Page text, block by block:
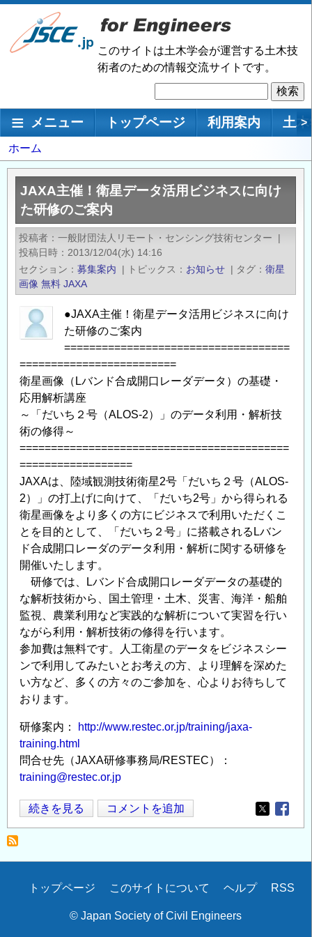
メ
ン
移
このサイトは土木学会が運営する土木技
術者のための情報交流サイトです。
索
メインナビゲーション
メニュー トップページ 利用案内 土 >
パ
ン
ず
ホーム
JAXA主催！衛星データ活用ビジネスに向け
た研修のご案内
投稿者 一般財団法人リモート・センシング技術センター
|
投稿日時
2013/12/04(水) 14:16
セクション
募集案内 | トピックス お知らせ | タグ
衛星
画像 無料 JAXA
●JAXA主催！衛星データ活用ビジネスに向け
た研修のご案内
====================================
=========================
衛星画像（Lバンド合成開口レーダデータ）の基礎・
応用解析講座
～「だいち２号（ALOS-2）」のデータ利用・解析技
術の修得～
===========================================
==================
JAXAは、陸域観測技術衛星2号「だいち２号（ALOS-
2）」の打上げに向けて、「だいち2号」から得られる
衛星画像をより多くの方にビジネスで利用いただくこ
とを目的として、「だいち２号」に搭載されるLバン
ド合成開口レーダのデータ利用・解析に関する研修を
開催いたします。
研修では、Lバンド合成開口レーダデータの基礎的
な解析技術から、国土管理・土木、災害、海洋・船舶
監視、農業利用など実践的な解析について実習を行い
ながら利用・解析技術の修得を行います。
参加費は無料です。人工衛星のデータをビジネスシー
ンで利用してみたいとお考えの方、より理解を深めた
い方など、多くの方々のご参加を、心よりお待ちして
おります。
研修案内：
http://www.restec.or.jp/training/jaxa-
training.html
問合せ先（JAXA研修事務局/RESTEC）：
training@restec.or.jp
JAXA
主
衛
デ
続きを見る コメントを追加
Opens in
Secondary
トップページ このサイトについて ヘルプ RSS
© Japan Society of Civil Engineers